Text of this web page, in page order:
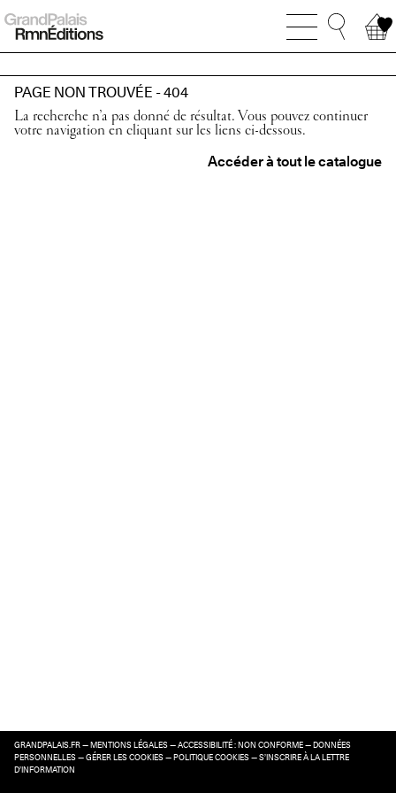
PAGE NON TROUVÉE - 404
La recherche n’a pas donné de résultat. Vous pouvez continuer
votre navigation en cliquant sur les liens ci-dessous.
Accéder à tout le catalogue
GRANDPALAIS.FR — MENTIONS LÉGALES — ACCESSIBILITÉ : NON CONFORME — DONNÉES
PERSONNELLES — GÉRER LES COOKIES — POLITIQUE COOKIES — S’INSCRIRE À LA LETTRE
D’INFORMATION